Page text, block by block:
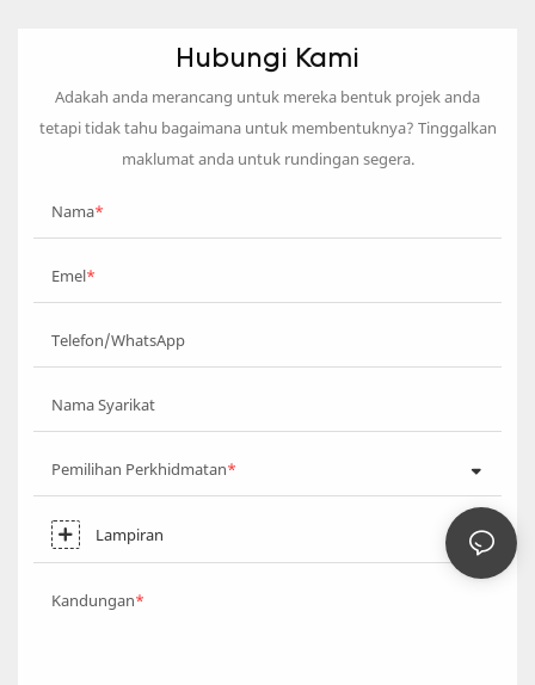
Hubungi Kami
Adakah anda merancang untuk mereka bentuk projek anda
tetapi tidak tahu bagaimana untuk membentuknya? Tinggalkan
maklumat anda untuk rundingan segera.
Nama
Emel
Telefon/WhatsApp
Nama Syarikat
Pemilihan Perkhidmatan
Lampiran
Kandungan